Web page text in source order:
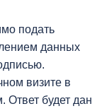
подать
данных
визите в
Ответ будет дан